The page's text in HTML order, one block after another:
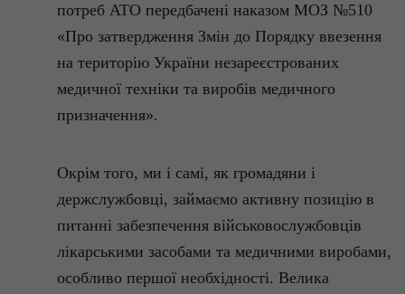
потреб АТО передбачені наказом МОЗ №510
«Про затвердження Змін до Порядку ввезення
на територію України незареєстрованих
медичної техніки та виробів медичного
призначення».
Окрім того, ми і самі, як громадяни і
держслужбовці, займаємо активну позицію в
питанні забезпечення військовослужбовців
лікарськими засобами та медичними виробами,
особливо першої необхідності. Велика